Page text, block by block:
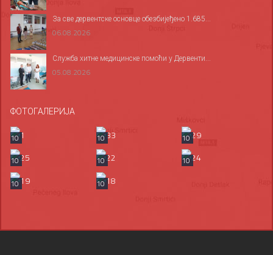
За све дервентске основце обезбијеђено 1.685...
06.08.2026
Служба хитне медицинске помоћи у Дервенти...
05.08.2026
ФОТОГАЛЕРИЈА
10 10
10
10
10
10
10
10